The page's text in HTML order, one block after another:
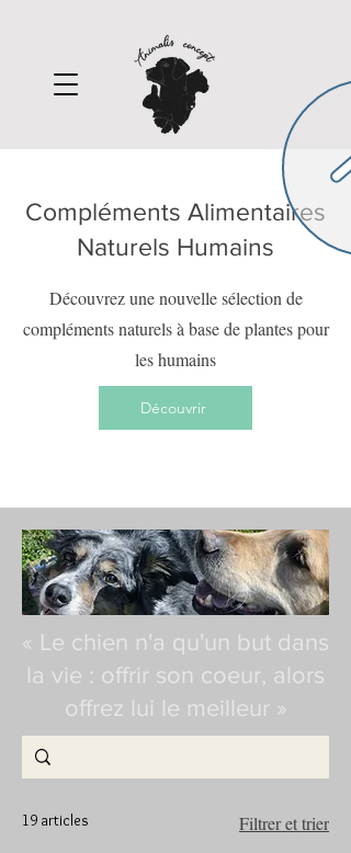
Compléments Alimentaires
Naturels Humains
Découvrez une nouvelle sélection de
compléments naturels à base de plantes pour
les humains
Découvrir
« Le chien n'a qu'un but dans
la vie : offrir son coeur, alors
offrez lui le meilleur »
19 articles Filtrer et trier